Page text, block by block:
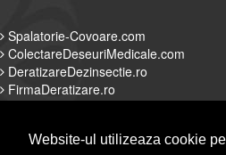
Website-ul utilizeaza cookie
Spalatorie-Covoare.com
ColectareDeseuriMedicale.com
DeratizareDezinsectie.ro
FirmaDeratizare.ro